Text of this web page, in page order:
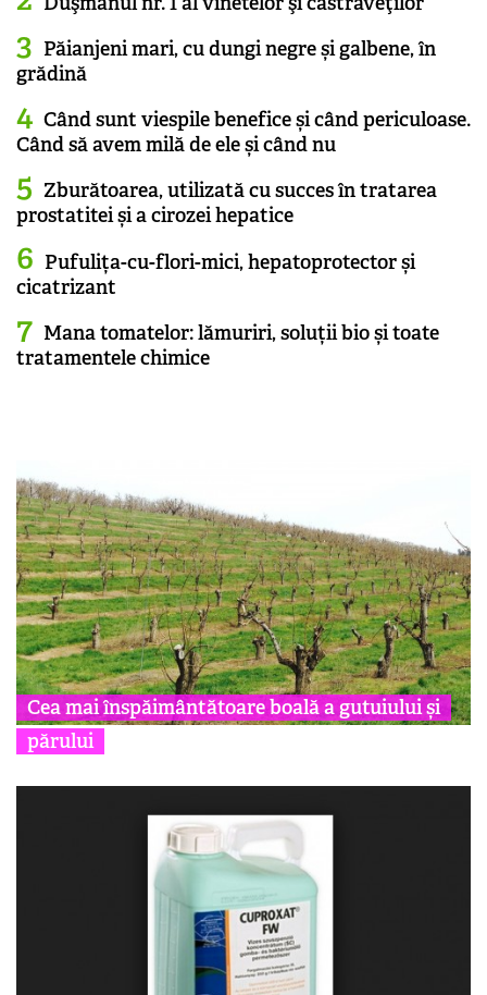
Păianjeni mari, cu dungi negre și galbene, în
grădină
Când sunt viespile benefice și când periculoase.
Când să avem milă de ele și când nu
Zburătoarea, utilizată cu succes în tratarea
prostatitei și a cirozei hepatice
Pufulița-cu-flori-mici, hepatoprotector și
cicatrizant
Mana tomatelor: lămuriri, soluții bio și toate
tratamentele chimice
Cea mai înspăimântătoare boală a gutuiului și
părului